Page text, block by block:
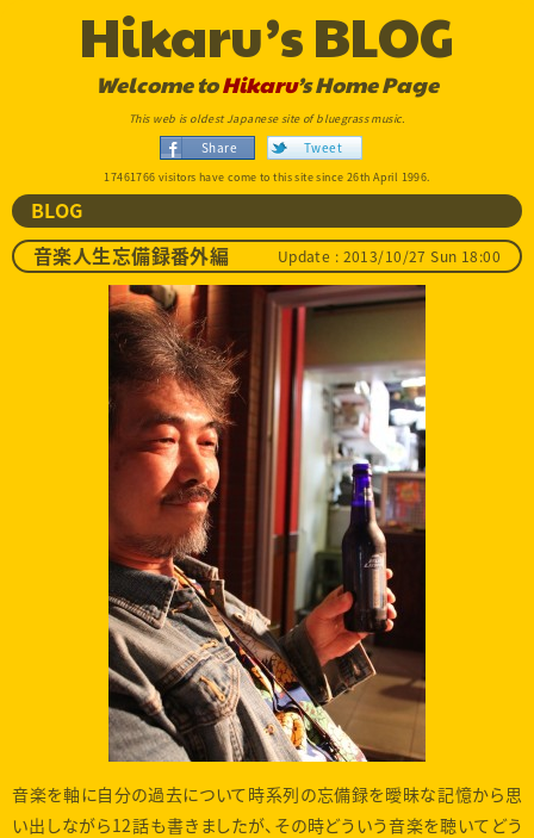
Hikaru’s BLOG
Welcome toHikaru’s Home Page
This web is oldest Japanese site of bluegrass music.
Share Tweet
17461766 visitors have come to this site since 26th April 1996.
BLOG
音楽人生忘備録番外編 Update : 2013/10/27 Sun 18:00
音楽を軸に自分の過去について時系列の忘備録を曖昧な記憶から思
い出しながら12話も書きましたが、その時どういう音楽を聴いてどう